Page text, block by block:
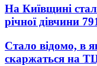
На Київщині
річної дівчини
Стало відомо, в
скаржаться на